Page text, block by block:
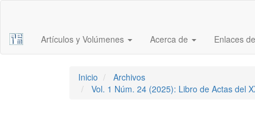
principal
Barra
Artículos y Volúmenes Acerca de Enlaces
Inicio
Archivos
Vol. 1 Núm. 24 (2025): Libro de Actas del